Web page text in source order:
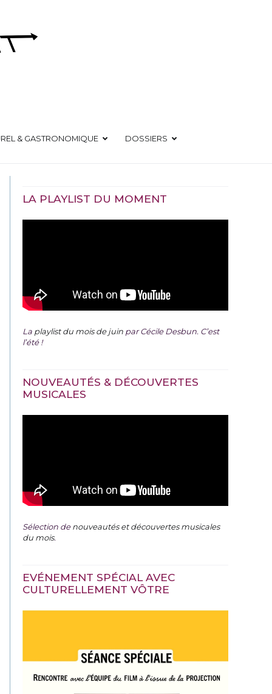
& GASTRONOMIQUE DOSSIERS
LA PLAYLIST DU MOMENT
La playlist du mois de juin par Cécile Desbun. C’est
l’été !
NOUVEAUTÉS & DÉCOUVERTES
MUSICALES
Sélection denouveautés et découvertes musicales
du mois.
EVÉNEMENT SPÉCIAL AVEC
CULTURELLEMENT VÔTRE